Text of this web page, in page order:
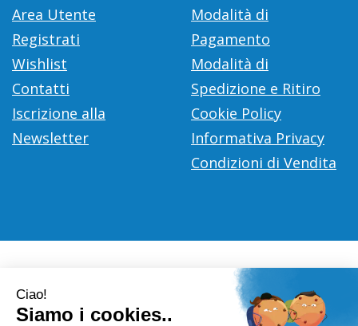
Area Utente
Registrati
Wishlist
Contatti
Iscrizione alla
Newsletter
Modalità di
Pagamento
Modalità di
Spedizione e Ritiro
Cookie Policy
Informativa Privacy
Condizioni di Vendita
Farmacia Città D'Europa Dr. Leonardo Gaoni
d'Europa, 700 00144 Roma (RM)
info@farmace.it|Tel.: 065290252
| P.Iva: 09281581000 |